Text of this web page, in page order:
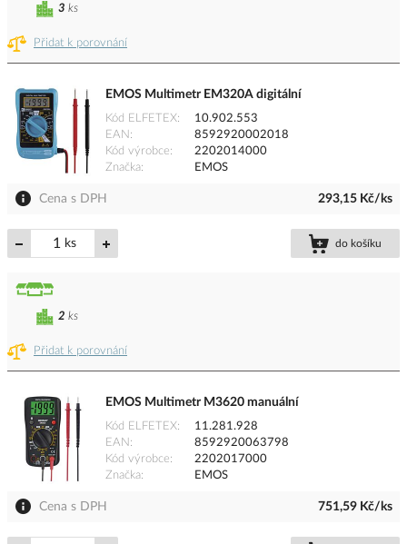
Přidat k porovnání
3 ks
EMOS Multimetr EM320A digitální
Kód ELFETEX
10.902.553
EAN
8592920002018
Kód výrobce
2202014000
Značka
EMOS
Cena s DPH 293,15 Kč/ks
ks do košíku
Přidat k porovnání
2 ks
EMOS Multimetr M3620 manuální
Kód ELFETEX
11.281.928
EAN
8592920063798
Kód výrobce
2202017000
Značka
EMOS
Cena s DPH 751,59 Kč/ks